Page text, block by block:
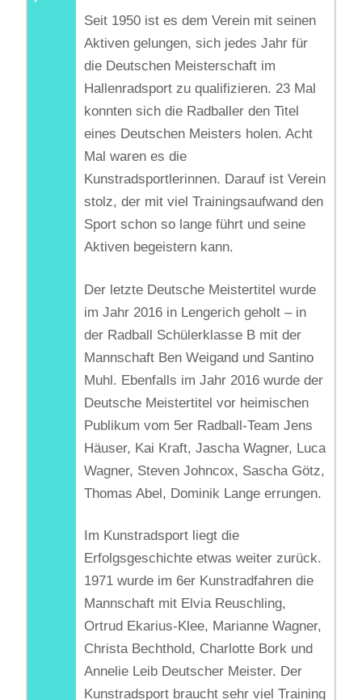
Seit 1950 ist es dem Verein mit seinen
Aktiven gelungen, sich jedes Jahr für
die Deutschen Meisterschaft im
Hallenradsport zu qualifizieren. 23 Mal
konnten sich die Radballer den Titel
eines Deutschen Meisters holen. Acht
Mal waren es die
Kunstradsportlerinnen. Darauf ist Verein
stolz, der mit viel Trainingsaufwand den
Sport schon so lange führt und seine
Aktiven begeistern kann.
Der letzte Deutsche Meistertitel wurde
im Jahr 2016 in Lengerich geholt – in
der Radball Schülerklasse B mit der
Mannschaft Ben Weigand und Santino
Muhl. Ebenfalls im Jahr 2016 wurde der
Deutsche Meistertitel vor heimischen
Publikum vom 5er Radball-Team Jens
Häuser, Kai Kraft, Jascha Wagner, Luca
Wagner, Steven Johncox, Sascha Götz,
Thomas Abel, Dominik Lange errungen.
Im Kunstradsport liegt die
Erfolgsgeschichte etwas weiter zurück.
1971 wurde im 6er Kunstradfahren die
Mannschaft mit Elvia Reuschling,
Ortrud Ekarius-Klee, Marianne Wagner,
Christa Bechthold, Charlotte Bork und
Annelie Leib Deutscher Meister. Der
Kunstradsport braucht sehr viel Training